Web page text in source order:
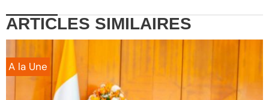
ARTICLES SIMILAIRES
A la Une